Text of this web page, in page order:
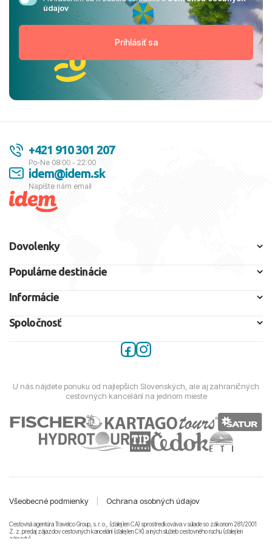
údajov
+421 910 301 207
Po-Ne 08:00 - 22:00
idem@idem.sk
Napíšte nám email
Dovolenky
Populárne destinácie
Informácie
Spoločnosť
U nás nájdete ponuku od najlepších Slovenských, ale aj zahraničných
cestovných kancelárií na jednom mieste
Všeobecné podmienky Ochrana osobných údajov
Cestovná agentúra Travelco Group, s. r. o., (ďalej len CA) sprostredkováva v súlade so zákonom 281/2001
Z. z. predaj zájazdov cestovných kancelárii (ďalej len CK) a iných služieb cestovného ruchu (ďalej len
zájazdy).